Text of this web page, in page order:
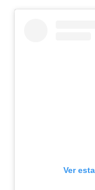
Ver